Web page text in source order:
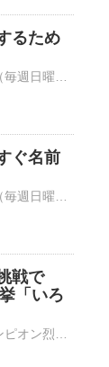
るため
ぐ名前
戦で
「いろ